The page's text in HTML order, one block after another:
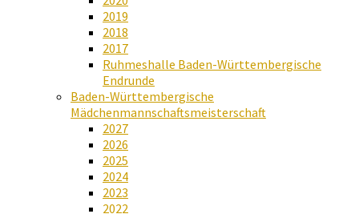
2019
2018
2017
Ruhmeshalle Baden-Württembergische
Endrunde
Baden-Württembergische
Mädchenmannschaftsmeisterschaft
2027
2026
2025
2024
2023
2022